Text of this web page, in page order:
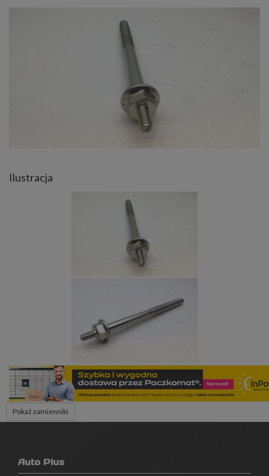
Ilustracja
Pokaż zamienniki
Auto Plus